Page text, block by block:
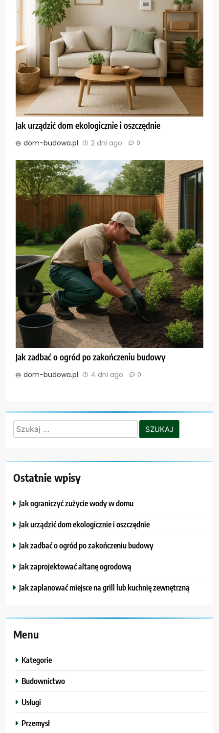
Jak urządzić dom ekologicznie i oszczędnie
dom-budowa.pl 2 dni ago 0
Jak zadbać o ogród po zakończeniu budowy
dom-budowa.pl 4 dni ago 0
Szukaj:
Ostatnie wpisy
Jak ograniczyć zużycie wody w domu
Jak urządzić dom ekologicznie i oszczędnie
Jak zadbać o ogród po zakończeniu budowy
Jak zaprojektować altanę ogrodową
Jak zaplanować miejsce na grill lub kuchnię zewnętrzną
Menu
Kategorie
Budownictwo
Usługi
Przemysł